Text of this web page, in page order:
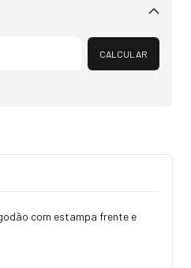
Alterar CEP
CALCULAR
com estampa frente e